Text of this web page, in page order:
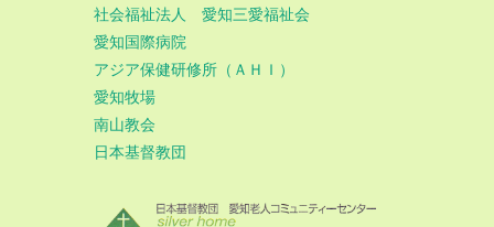
社会福祉法人 愛知三愛福祉会
愛知国際病院
アジア保健研修所（ＡＨＩ）
愛知牧場
南山教会
日本基督教団